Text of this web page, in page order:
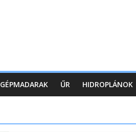
GÉPMADARAK ŰR HIDROPLÁNOK